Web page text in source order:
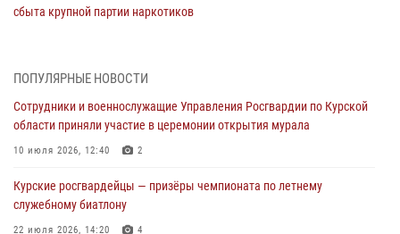
сбыта крупной партии наркотиков
За прошедшую неделю росгвардейцы Курской области проверили
04 августа 2026, 07:00
В Курской области росгвардейцы за прошедшую неделю совершили
03 августа 2026, 09:46
ПОПУЛЯРНЫЕ НОВОСТИ
Сотрудники и военнослужащие Управления Росгвардии по Курской
области приняли участие в церемонии открытия мурала
10 июля 2026, 12:40 2
Курские росгвардейцы — призёры чемпионата по летнему
служебному биатлону
22 июля 2026, 14:20 4